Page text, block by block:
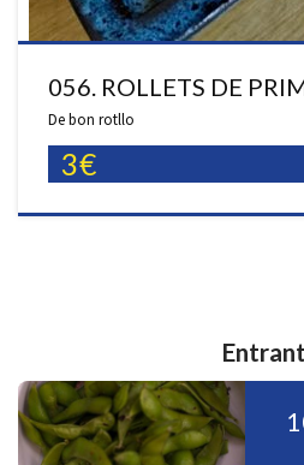
056. ROLLETS DE
De bon rotllo
3€